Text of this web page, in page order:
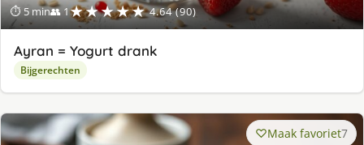
⏱ 5 min👥 1★★★★★ 4.64 (90)
Ayran = Yogurt drank
Bijgerechten
Maak favoriet7